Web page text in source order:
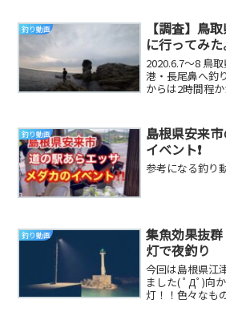
釣り動画
【調査】鳥
に行ってみた
2020.6.7〜8 鳥
港・長尾鼻へ釣
からは2時間程
釣り動画
島根県安来市
イベント❗️
参考になる釣り
釣り動画
集魚効果抜
灯で夜釣り
今回は島根県江
ました( ﾟДﾟ)向
灯！！色々なも